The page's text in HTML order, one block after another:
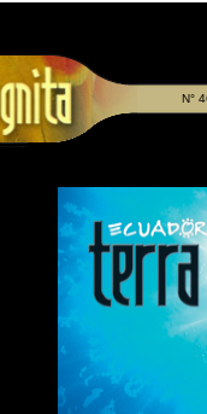
N°